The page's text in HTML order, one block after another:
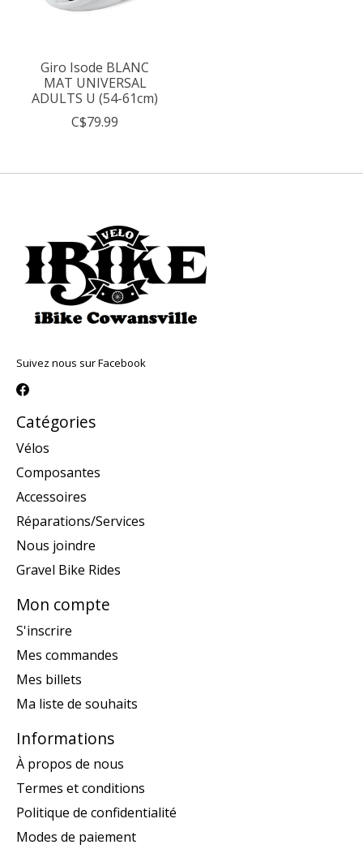
Giro Isode BLANC
MAT UNIVERSAL
ADULTS U (54-61cm)
C$79.99
Suivez nous sur Facebook
Catégories
Vélos
Composantes
Accessoires
Réparations/Services
Nous joindre
Gravel Bike Rides
Mon compte
S'inscrire
Mes commandes
Mes billets
Ma liste de souhaits
Informations
À propos de nous
Termes et conditions
Politique de confidentialité
Modes de paiement